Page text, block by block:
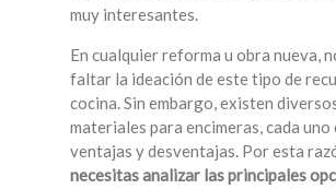
muy interesantes.
En cualquier reforma u obra nueva,
faltar la ideación de este tipo de
cocina. Sin embargo, existen
materiales para encimeras, cada uno
ventajas y desventajas. Por esta
necesitas analizar las principales